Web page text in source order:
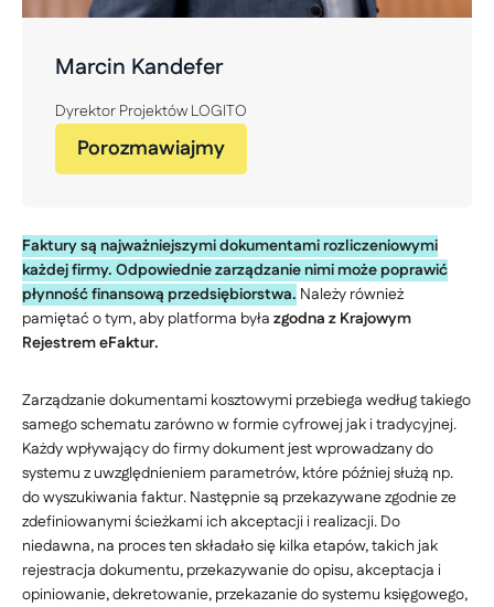
Marcin Kandefer
Dyrektor Projektów LOGITO
Porozmawiajmy
Faktury są najważniejszymi dokumentami rozliczeniowymi
każdej firmy. Odpowiednie zarządzanie nimi może poprawić
płynność finansową przedsiębiorstwa. Należy również
pamiętać o tym, aby platforma była zgodna z Krajowym
Rejestrem eFaktur.
Zarządzanie dokumentami kosztowymi przebiega według takiego
samego schematu zarówno w formie cyfrowej jak i tradycyjnej.
Każdy wpływający do firmy dokument jest wprowadzany do
systemu z uwzględnieniem parametrów, które później służą np.
do wyszukiwania faktur. Następnie są przekazywane zgodnie ze
zdefiniowanymi ścieżkami ich akceptacji i realizacji. Do
niedawna, na proces ten składało się kilka etapów, takich jak
rejestracja dokumentu, przekazywanie do opisu, akceptacja i
opiniowanie, dekretowanie, przekazanie do systemu księgowego,